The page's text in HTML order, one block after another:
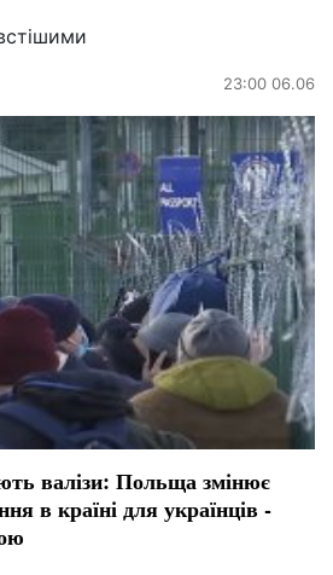
23:00 06.06
валізи: Польща змінює
в країні для українців -